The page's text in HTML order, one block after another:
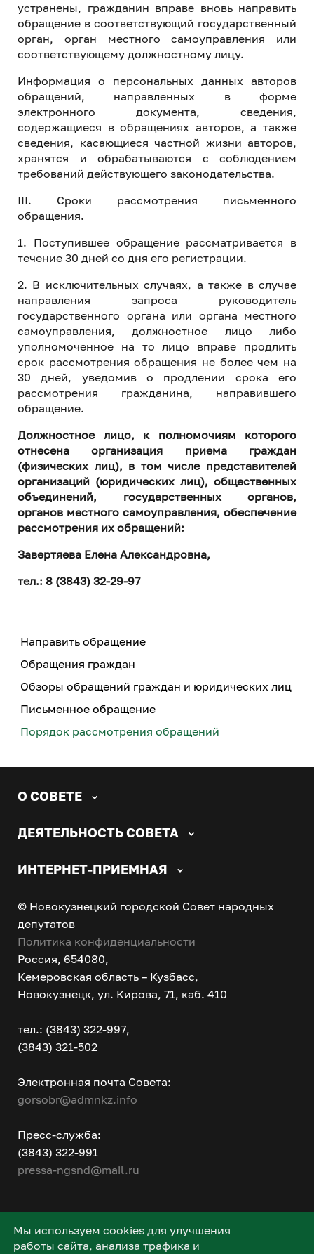
устранены, гражданин вправе вновь направить
обращение в соответствующий государственный
орган, орган местного самоуправления или
соответствующему должностному лицу.
Информация о персональных данных авторов
обращений, направленных в форме
электронного документа, сведения,
содержащиеся в обращениях авторов, а также
сведения, касающиеся частной жизни авторов,
хранятся и обрабатываются с соблюдением
требований действующего законодательства.
III. Сроки рассмотрения письменного
обращения.
1. Поступившее обращение рассматривается в
течение 30 дней со дня его регистрации.
2. В исключительных случаях, а также в случае
направления запроса руководитель
государственного органа или органа местного
самоуправления, должностное лицо либо
уполномоченное на то лицо вправе продлить
срок рассмотрения обращения не более чем на
30 дней, уведомив о продлении срока его
рассмотрения гражданина, направившего
обращение.
Должностное лицо, к полномочиям которого
отнесена организация приема граждан
(физических лиц), в том числе представителей
организаций (юридических лиц), общественных
объединений, государственных органов,
органов местного самоуправления, обеспечение
рассмотрения их обращений:
Завертяева Елена Александровна,
тел.: 8 (3843) 32-29-97
Направить обращение
Обращения граждан
Обзоры обращений граждан и юридических лиц
Письменное обращение
Порядок рассмотрения обращений
О СОВЕТЕ
ДЕЯТЕЛЬНОСТЬ СОВЕТА
ИНТЕРНЕТ-ПРИЕМНАЯ
© Новокузнецкий городской Совет народных
депутатов
Политика конфиденциальности
Россия, 654080,
Кемеровская область – Кузбасс,
Новокузнецк, ул. Кирова, 71, каб. 410
тел.: (3843) 322-997,
(3843) 321-502
Электронная почта Совета:
gorsobr@admnkz.info
Пресс-служба:
(3843) 322-991
pressa-ngsnd@mail.ru
Мы используем cookies для улучшения
работы сайта, анализа трафика и